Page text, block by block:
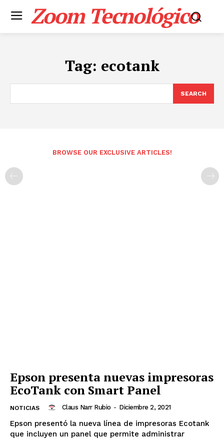
Zoom Tecnológico
Tag: ecotank
SEARCH
BROWSE OUR EXCLUSIVE ARTICLES!
Epson presenta nuevas impresoras
EcoTank con Smart Panel
NOTICIAS Claus Narr Rubio - Diciembre 2, 2021
Epson presentó la nueva línea de impresoras Ecotank
que incluyen un panel que permite administrar